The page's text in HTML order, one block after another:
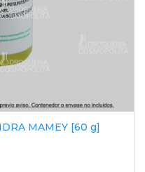
MAMEY [60 g]